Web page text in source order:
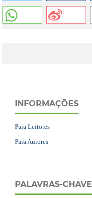
INFORMAÇÕES
Para Leitores
Para Autores
PALAVRAS-CHAVE